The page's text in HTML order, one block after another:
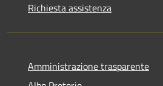
Richiesta assistenza
Amministrazione trasparente